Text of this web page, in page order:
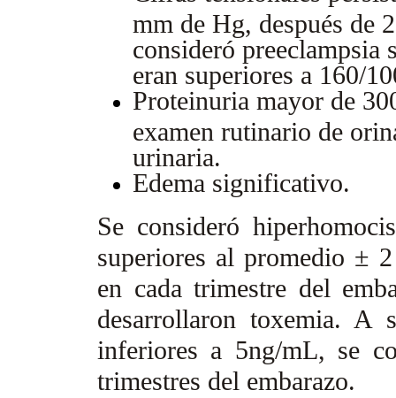
mm de Hg, después de
consideró preeclampsia
eran superiores a 160/
Proteinuria mayor de
examen rutinario de
urinaria.
Edema significativo.
Se consideró
superiores al promedio ± 2
en cada trimestre del
desarrollaron toxemia.
inferiores a 5ng/mL, se
trimestres del embarazo.